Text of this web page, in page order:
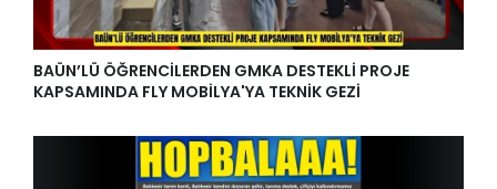
BAÜN’LÜ ÖĞRENCİLERDEN GMKA DESTEKLİ PROJE
KAPSAMINDA FLY MOBİLYA'YA TEKNİK GEZİ